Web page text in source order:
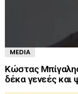
MEDIA
Κώστας
δέκα γενεές και